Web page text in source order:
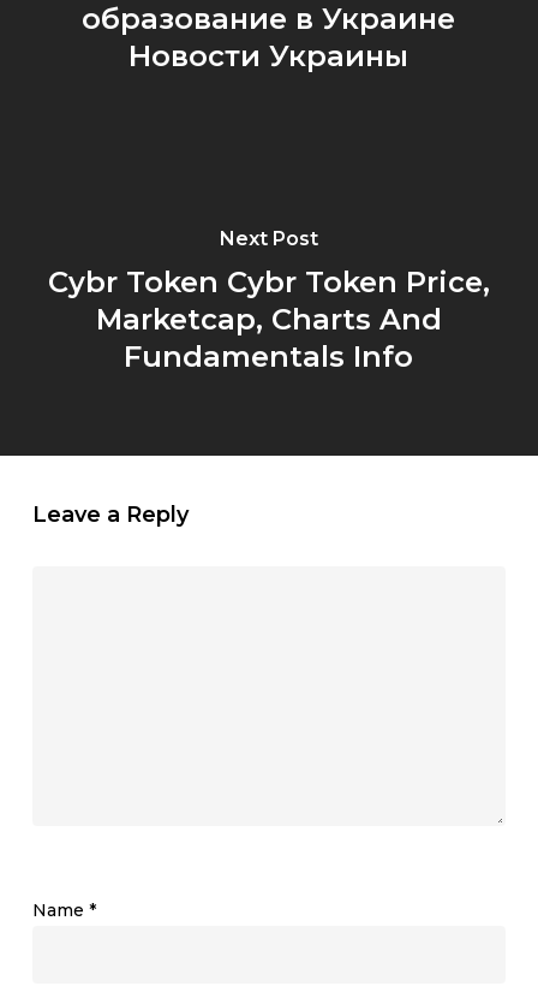
образование в Украине
Новости Украины
Next Post
Cybr Token Cybr Token Price,
Marketcap, Charts And
Fundamentals Info
Leave a Reply
Name *